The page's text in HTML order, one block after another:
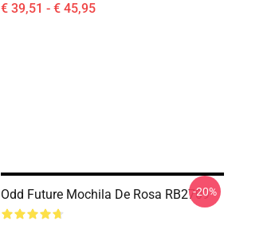
€ 39,51 - € 45,95
Odd Future Mochila De Rosa RB2709
-20%